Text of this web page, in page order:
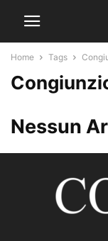
Home Tags
Nessun